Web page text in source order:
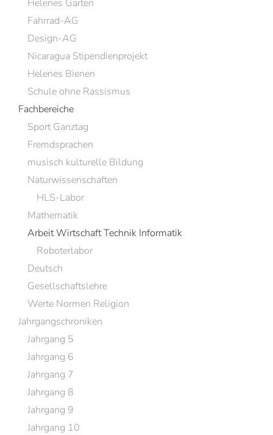
Helenes Garten
Fahrrad-AG
Design-AG
Nicaragua Stipendienprojekt
Helenes Bienen
Schule ohne Rassismus
Fachbereiche
Sport Ganztag
Fremdsprachen
musisch kulturelle Bildung
Naturwissenschaften
HLS-Labor
Mathematik
Arbeit Wirtschaft Technik Informatik
Roboterlabor
Deutsch
Gesellschaftslehre
Werte Normen Religion
Jahrgangschroniken
Jahrgang 5
Jahrgang 6
Jahrgang 7
Jahrgang 8
Jahrgang 9
Jahrgang 10